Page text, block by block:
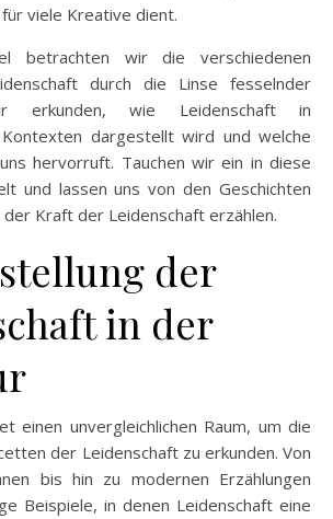
viele Kreative dient.
betrachten wir die verschiedenen
durch die Linse fesselnder
erkunden, wie Leidenschaft in
Kontexten dargestellt wird und welche
hervorruft. Tauchen wir ein in diese
und lassen uns von den Geschichten
Kraft der Leidenschaft erzählen.
der
in der
einen unvergleichlichen Raum, um die
der Leidenschaft zu erkunden. Von
bis hin zu modernen Erzählungen
Beispiele, in denen Leidenschaft eine